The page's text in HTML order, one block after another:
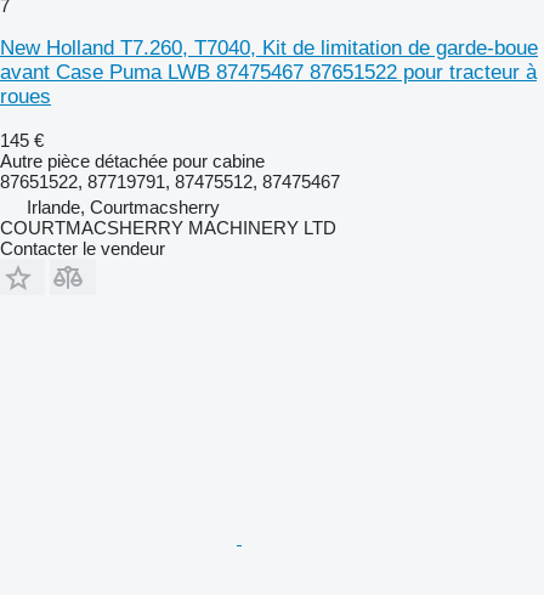
7
New Holland T7.260, T7040, Kit de limitation de garde-boue
avant Case Puma LWB 87475467 87651522 pour tracteur à
roues
145 €
Autre pièce détachée pour cabine
87651522, 87719791, 87475512, 87475467
Irlande, Courtmacsherry
COURTMACSHERRY MACHINERY LTD
Contacter le vendeur